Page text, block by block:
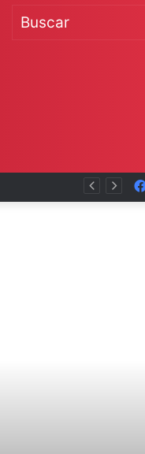
Switch